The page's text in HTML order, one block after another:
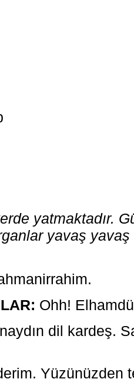
yatmaktadır.
yavaş yavaş
Ohh!
dil kardeş.
Yüzünüzden